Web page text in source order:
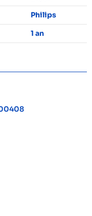
Philips
1 an